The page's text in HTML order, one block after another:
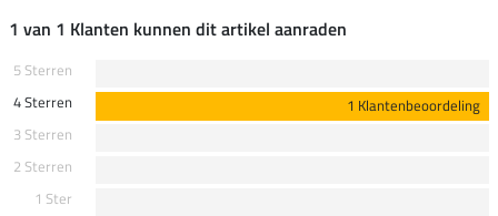
1 van 1 Klanten kunnen dit artikel aanraden
5 Sterren
4 Sterren
1 Klantenbeoordeling
3 Sterren
2 Sterren
1 Ster